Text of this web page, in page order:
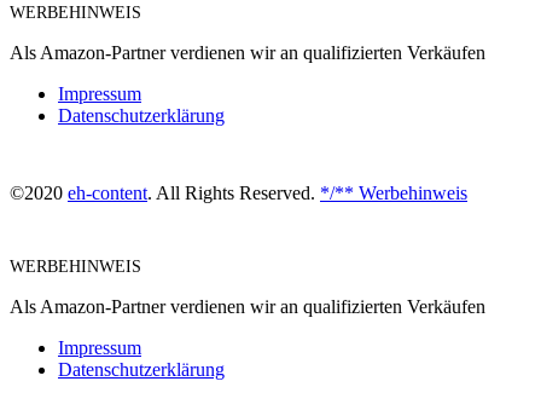
WERBEHINWEIS
Als Amazon-Partner verdienen wir an qualifizierten Verkäufen
Impressum
Datenschutzerklärung
©2020 eh-content. All Rights Reserved. */** Werbehinweis
WERBEHINWEIS
Als Amazon-Partner verdienen wir an qualifizierten Verkäufen
Impressum
Datenschutzerklärung